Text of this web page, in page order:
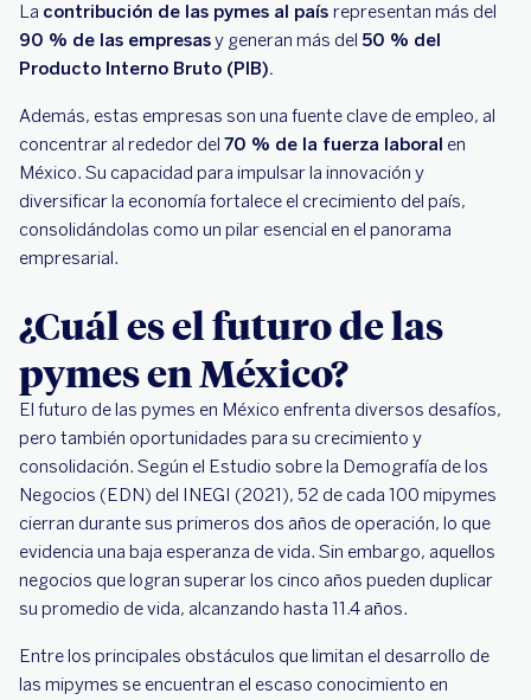
La contribución de las pymes al país representan más del
90 % de las empresasy generan más del 50 % del
Producto Interno Bruto (PIB).
Además, estas empresas son una fuente clave de empleo, al
concentrar al rededor del 70 % de la fuerza laboral en
México. Su capacidad para impulsar la innovación y
diversificar la economía fortalece el crecimiento del país,
consolidándolas como un pilar esencial en el panorama
empresarial.
¿Cuál es el futuro de las
pymes en México?
El futuro de las pymes en México enfrenta diversos desafíos,
pero también oportunidades para su crecimiento y
consolidación. Según el Estudio sobre la Demografía de los
Negocios (EDN) del INEGI (2021), 52 de cada 100 mipymes
cierran durante sus primeros dos años de operación, lo que
evidencia una baja esperanza de vida. Sin embargo, aquellos
negocios que logran superar los cinco años pueden duplicar
su promedio de vida, alcanzando hasta 11.4 años.
Entre los principales obstáculos que limitan el desarrollo de
las mipymes se encuentran el escaso conocimiento en